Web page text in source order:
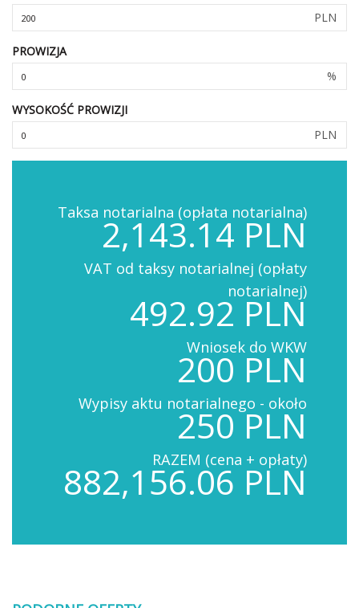
PLN
PROWIZJA
%
WYSOKOŚĆ PROWIZJI
PLN
Taksa notarialna (opłata notarialna)
2,143.14 PLN
VAT od taksy notarialnej (opłaty
notarialnej)
492.92 PLN
Wniosek do WKW
200 PLN
Wypisy aktu notarialnego - około
250 PLN
RAZEM (cena + opłaty)
882,156.06 PLN